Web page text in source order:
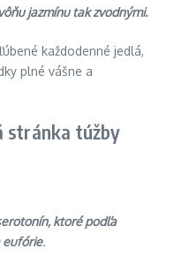
jazmínu tak zvodnými.
každodenné jedlá,
plné vášne a
stránka túžby
ktoré podľa
eufórie.